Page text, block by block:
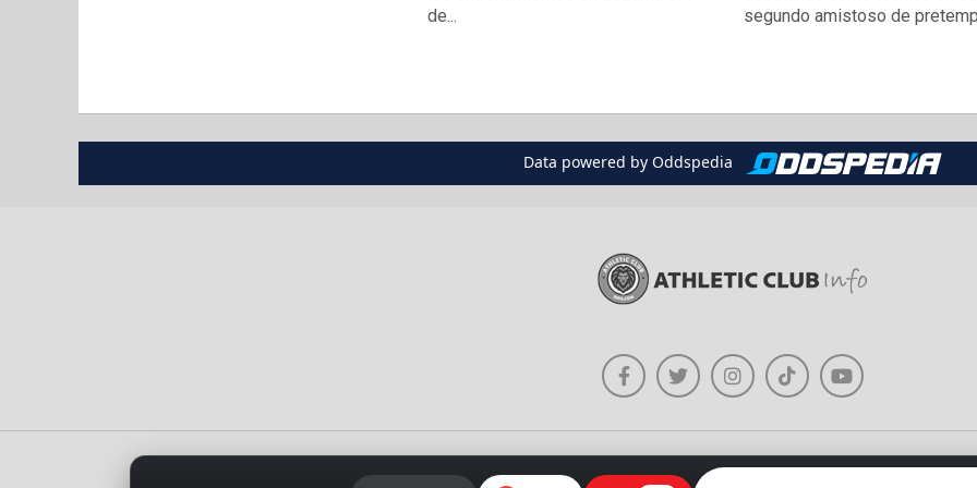
de...
segundo amistoso de
Data powered by Oddspedia
Portada Política de privacidad Política de Uso de Imágenes Sobre Athleticclubinfo.com Contacto